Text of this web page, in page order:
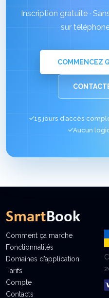
Inscription gratuite ·
sur
COMMENCEZ
15 jours d’accès
Aucun
Comment ça marche
Fonctionnalités
Domaines d’application
Tarifs
Compte
Contacts